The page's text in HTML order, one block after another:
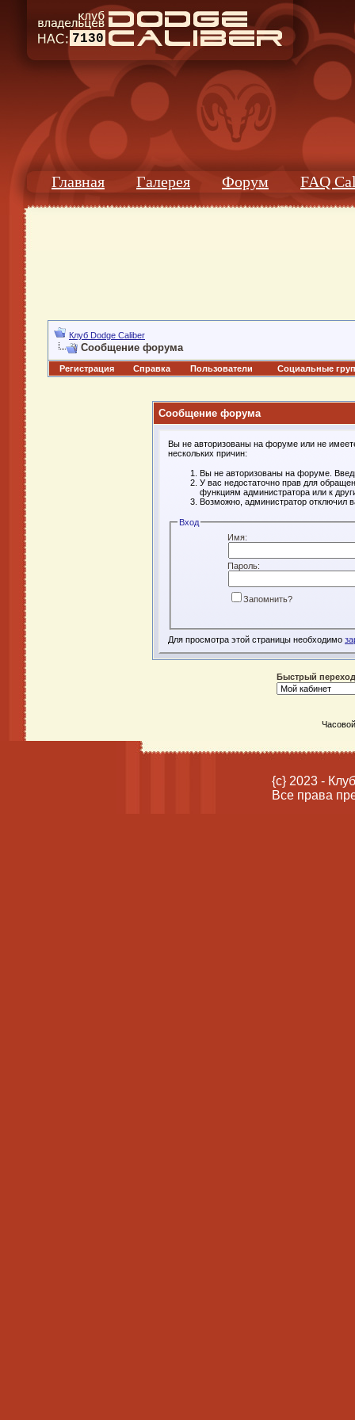
7130
Главная Галерея Форум FAQ
Клуб Dodge Caliber
Сообщение форума
Регистрация Справка Пользователи Социальные
Сообщение форума
Вы не авторизованы на форуме или не
нескольких причин:
Вы не авторизованы на форуме.
У вас недостаточно прав для
функциям администратора или к
Возможно, администратор отключил
Вход
Имя:
Пароль:
Запомнить?
Для просмотра этой страницы необходимо
Быстрый переход
{c} 2023 -
Все права